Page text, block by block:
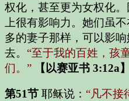
权化，甚至更为女权化
上很有影响力。她们虽
多的妻子那样，可以影
去。 “至于我的百姓，孩
们。”
【以赛亚书 3:12a】
第51节 耶稣说： “凡不接